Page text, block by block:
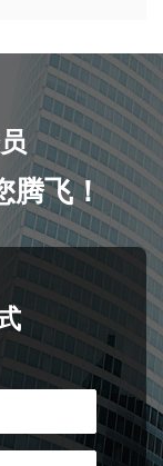
腾飞！